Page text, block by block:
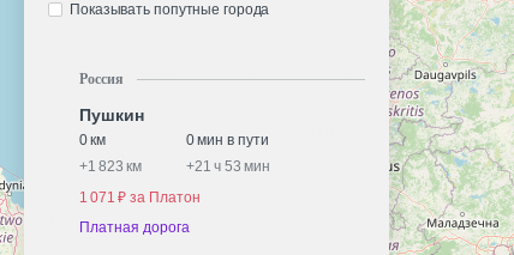
Показывать попутные города
Россия
Пушкин
0 км
0 мин в пути
+1 823 км +21 ч 53 мин
1 071 ₽ за Платон
Платная дорога